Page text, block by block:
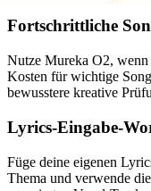
Fortschrittliche
Nutze Mureka O2,
Kosten für wichtige
bewusstere kreative
Lyrics-Eingabe-
Füge deine eigenen
Thema und verwende